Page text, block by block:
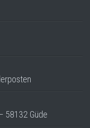
58132 Güde